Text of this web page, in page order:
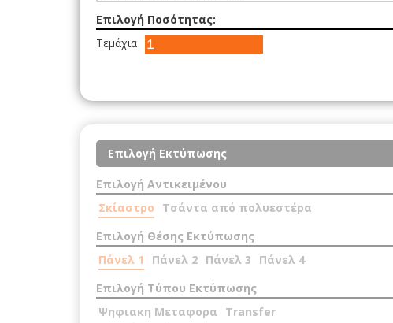
Επιλογή Ποσότητας:
Τεμάχια
Επιλογή Εκτύπωσης
Επιλογή Αντικειμένου
Σκίαστρο
Τσάντα από πολυεστέρα
Επιλογή Θέσης Εκτύπωσης
Πάνελ 1
Πάνελ 2 Πάνελ 3
Πάνελ 4
Επιλογή Τύπου Εκτύπωσης
Ψηφιακη Μεταφορα
Transfer